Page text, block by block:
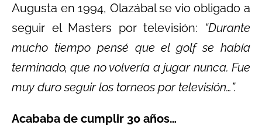
Augusta en 1994, Olazábal se vio obligado a
seguir el Masters por televisión: “Durante
mucho tiempo pensé que el golf se había
terminado, que no volvería a jugar nunca. Fue
muy duro seguir los torneos por televisión…”.
Acababa de cumplir 30 años…